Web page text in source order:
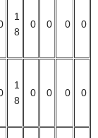
1
8
0 0 0 0
1
8
0 0 0 0